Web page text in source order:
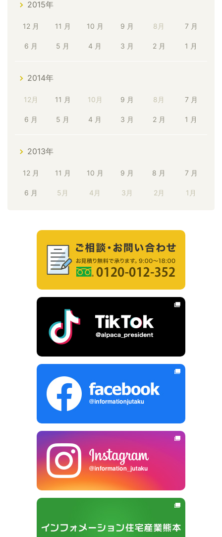
2015年
12 月 11 月 10 月 9 月 8月 7 月
6 月 5 月 4 月 3 月 2 月 1 月
2014年
12月 11 月 10月 9 月 8月 7 月
6 月 5 月 4 月 3 月 2 月 1 月
2013年
12 月 11 月 10 月 9 月 8 月 7 月
6 月 5月 4月 3月 2月 1月